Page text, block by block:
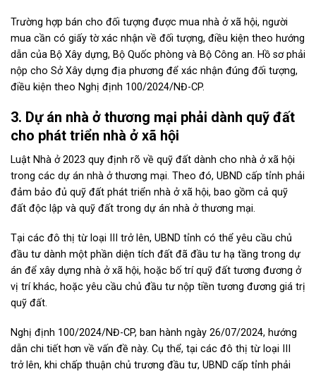
Trường hợp bán cho đối tượng được mua nhà ở xã hội, người
mua cần có giấy tờ xác nhận về đối tượng, điều kiện theo hướng
dẫn của Bộ Xây dựng, Bộ Quốc phòng và Bộ Công an. Hồ sơ phải
nộp cho Sở Xây dựng địa phương để xác nhận đúng đối tượng,
điều kiện theo Nghị định 100/2024/NĐ-CP.
3. Dự án nhà ở thương mại phải dành quỹ đất
cho phát triển nhà ở xã hội
Luật Nhà ở 2023 quy định rõ về quỹ đất dành cho nhà ở xã hội
trong các dự án nhà ở thương mại. Theo đó, UBND cấp tỉnh phải
đảm bảo đủ quỹ đất phát triển nhà ở xã hội, bao gồm cả quỹ
đất độc lập và quỹ đất trong dự án nhà ở thương mại.
Tại các đô thị từ loại III trở lên, UBND tỉnh có thể yêu cầu chủ
đầu tư dành một phần diện tích đất đã đầu tư hạ tầng trong dự
án để xây dựng nhà ở xã hội, hoặc bố trí quỹ đất tương đương ở
vị trí khác, hoặc yêu cầu chủ đầu tư nộp tiền tương đương giá trị
quỹ đất.
Nghị định 100/2024/NĐ-CP, ban hành ngày 26/07/2024, hướng
dẫn chi tiết hơn về vấn đề này. Cụ thể, tại các đô thị từ loại III
trở lên, khi chấp thuận chủ trương đầu tư, UBND cấp tỉnh phải